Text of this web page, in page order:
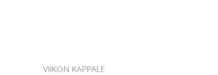
VIIKON KAPPALE